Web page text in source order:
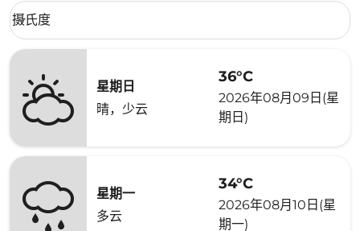
Weather unit option 摄氏度 Selected
摄氏度
keyboard_arrow_down
星期日
晴，少云
36°C
2026年08月09日(星
期日)
星期一
多云
34°C
2026年08月10日(星
期一)